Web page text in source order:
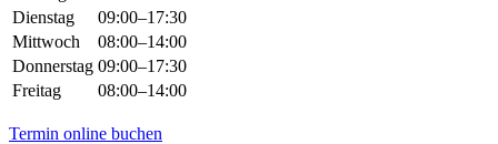
Dienstag
09:00–17:30
Mittwoch
08:00–14:00
Donnerstag 09:00–17:30
Freitag
08:00–14:00
Termin online buchen